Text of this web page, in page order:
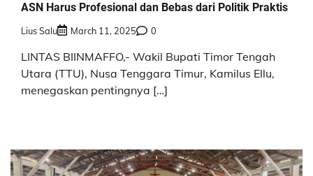
ASN Harus Profesional dan Bebas dari Politik Praktis
Lius Salu March 11, 2025 0
LINTAS BIINMAFFO,- Wakil Bupati Timor Tengah
Utara (TTU), Nusa Tenggara Timur, Kamilus Ellu,
menegaskan pentingnya […]